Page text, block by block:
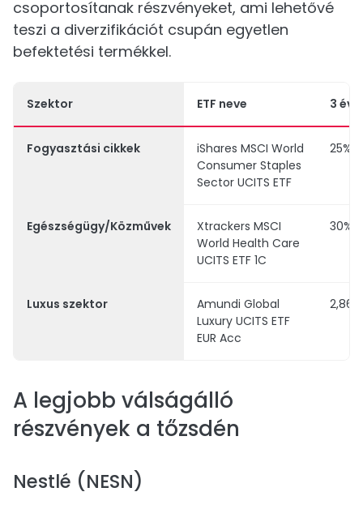
csoportosítanak részvényeket, ami lehetővé
teszi a diverzifikációt csupán egyetlen
befektetési termékkel.
Szektor ETF neve 3
Fogyasztási cikkek
iShares MSCI World
Consumer Staples
Sector UCITS ETF
25%
Egészségügy/Közművek
Xtrackers MSCI
World Health Care
UCITS ETF 1C
30%
Luxus szektor
Amundi Global
Luxury UCITS ETF
EUR Acc
2,86%
A legjobb válságálló
részvények a tőzsdén
Nestlé (NESN)